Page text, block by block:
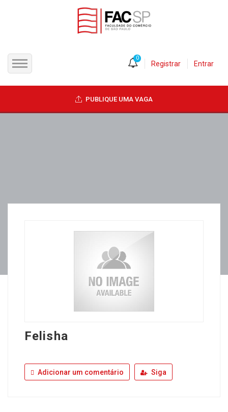
CANDIDATOS
0
Registrar Entrar
PUBLIQUE UMA VAGA
Felisha
Adicionar um comentário Siga